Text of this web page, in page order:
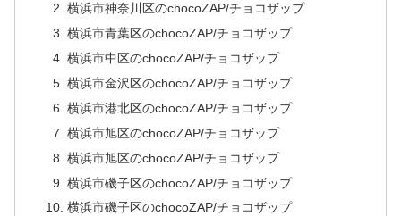
横浜市神奈川区のchocoZAP/チョコザップ
横浜市青葉区のchocoZAP/チョコザップ
横浜市中区のchocoZAP/チョコザップ
横浜市金沢区のchocoZAP/チョコザップ
横浜市港北区のchocoZAP/チョコザップ
横浜市旭区のchocoZAP/チョコザップ
横浜市旭区のchocoZAP/チョコザップ
横浜市磯子区のchocoZAP/チョコザップ
横浜市磯子区のchocoZAP/チョコザップ